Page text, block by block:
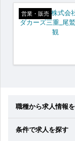
営業・販売
職種から求人情報
条件で求人を探す